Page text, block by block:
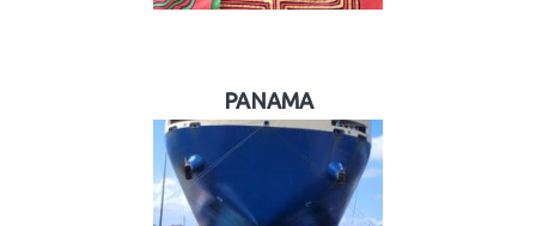
PANAMA